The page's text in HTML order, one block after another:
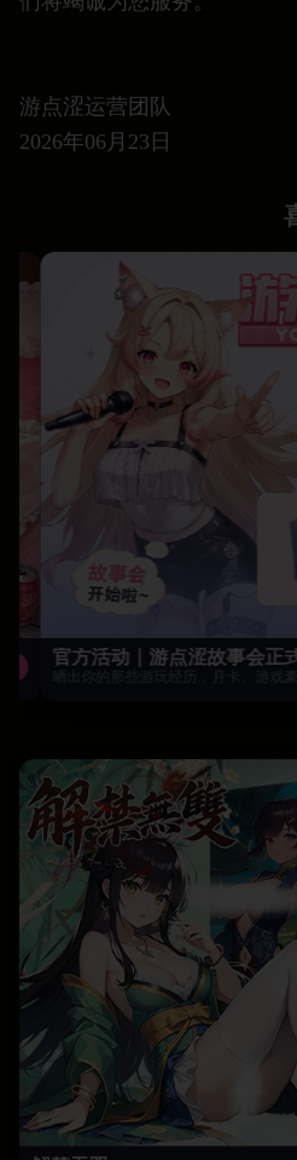
游点涩运营团队
2026年06月23日
官方活动｜游点涩故事会正